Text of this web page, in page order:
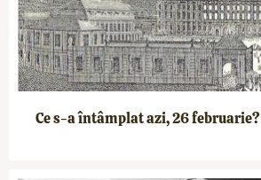
Ce s-a întâmplat azi, 26 februarie?